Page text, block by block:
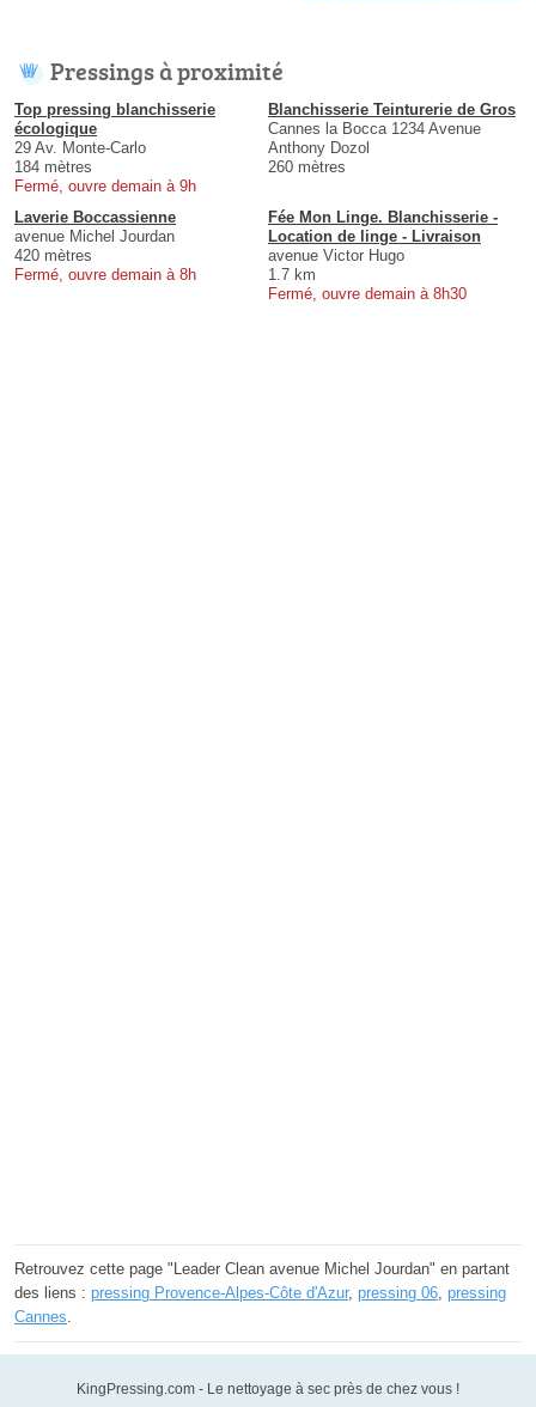
Pressings à proximité
Top pressing blanchisserie
écologique
29 Av. Monte-Carlo
184 mètres
Fermé, ouvre demain à 9h
Blanchisserie Teinturerie de Gros
Cannes la Bocca 1234 Avenue
Anthony Dozol
260 mètres
Laverie Boccassienne
avenue Michel Jourdan
420 mètres
Fermé, ouvre demain à 8h
Fée Mon Linge. Blanchisserie -
Location de linge - Livraison
avenue Victor Hugo
1.7 km
Fermé, ouvre demain à 8h30
Retrouvez cette page "Leader Clean avenue Michel Jourdan" en partant
des liens : pressing Provence-Alpes-Côte d'Azur, pressing 06 pressing
Cannes
KingPressing.com - Le nettoyage à sec près de chez vous !